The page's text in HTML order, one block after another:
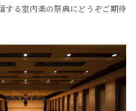
する室内楽の祭典にどうぞご期待